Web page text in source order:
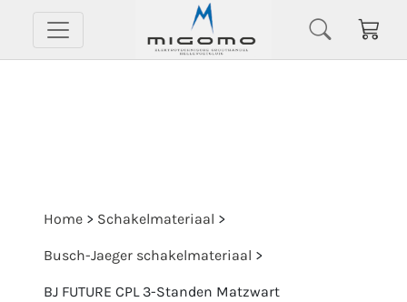
Home > Schakelmateriaal >
Busch-Jaeger schakelmateriaal >
BJ FUTURE CPL 3-Standen Matzwart